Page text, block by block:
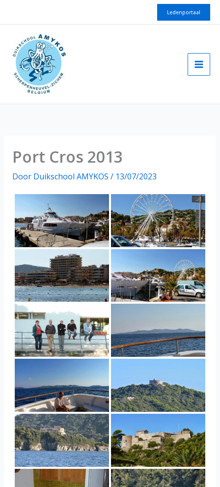
inhoud
Ledenportaal
Port Cros 2013
Door Duikschool AMYKOS / 13/07/2023